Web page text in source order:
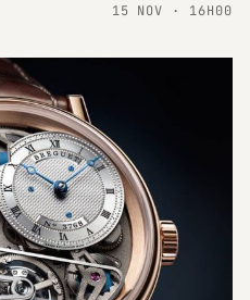
15 NOV · 16H00